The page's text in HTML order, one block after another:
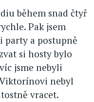
během snad čtyř
Pak jsem
party a postupně
si hosty bylo
jsme nebyli
nebyl
vracet.